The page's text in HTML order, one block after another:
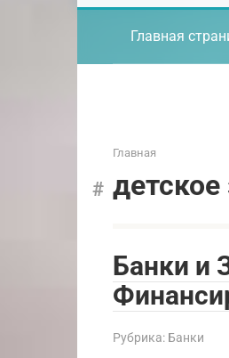
Главная
Главная
Банки и
Рубрика: Банки